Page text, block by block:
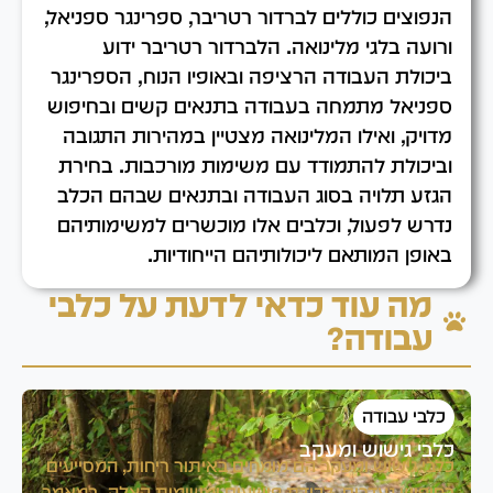
הנפוצים כוללים לברדור רטריבר, ספרינגר ספניאל,
ורועה בלגי מלינואה. הלברדור רטריבר ידוע
ביכולת העבודה הרציפה ובאופיו הנוח, הספרינגר
ספניאל מתמחה בעבודה בתנאים קשים ובחיפוש
מדויק, ואילו המלינואה מצטיין במהירות התגובה
וביכולת להתמודד עם משימות מורכבות. בחירת
הגזע תלויה בסוג העבודה ובתנאים שבהם הכלב
נדרש לפעול, וכלבים אלו מוכשרים למשימותיהם
באופן המותאם ליכולותיהם הייחודיות.
מה עוד כדאי לדעת על כלבי
עבודה?
כלבי עבודה
כלבי גישוש ומעקב
כלבי גישוש ומעקב הם מומחים באיתור ריחות, המסייעים